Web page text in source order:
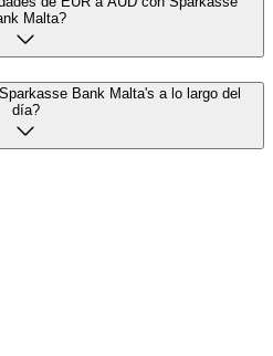
Malta?
Bank Malta's a lo largo del
día?